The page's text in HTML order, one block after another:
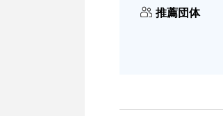
推薦団体